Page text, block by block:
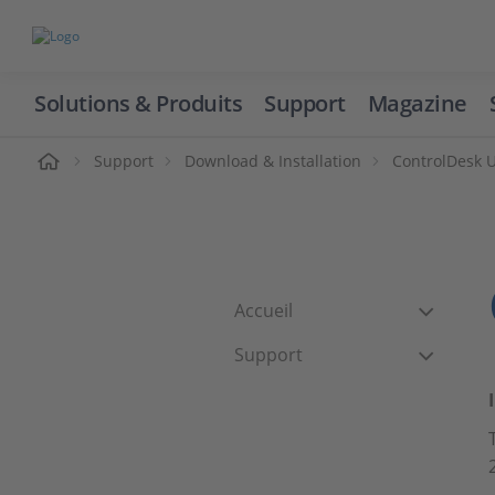
Solutions & Produits Support Magazine
Support Download & Installation ControlDesk
Accueil
Support